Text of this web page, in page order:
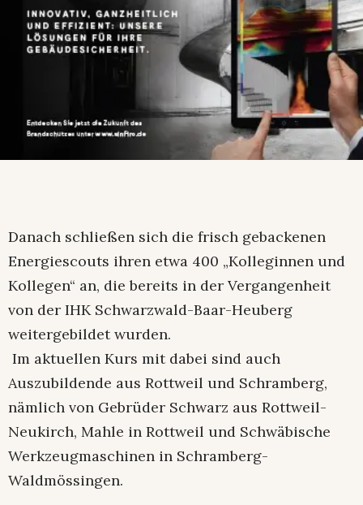
Danach schließen sich die frisch gebackenen
Energiescouts ihren etwa 400 „Kolleginnen und
Kollegen“ an, die bereits in der Vergangenheit
von der IHK Schwarzwald-Baar-Heuberg
weitergebildet wurden.
Im aktuellen Kurs mit dabei sind auch
Auszubildende aus Rottweil und Schramberg,
nämlich von Gebrüder Schwarz aus Rottweil-
Neukirch, Mahle in Rottweil und Schwäbische
Werkzeugmaschinen in Schramberg-
Waldmössingen.